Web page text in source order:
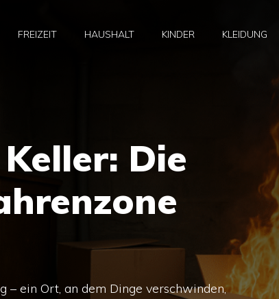
FREIZEIT HAUSHALT KINDER KLEIDUNG
Die
– ein Ort, an dem Dinge verschwinden,